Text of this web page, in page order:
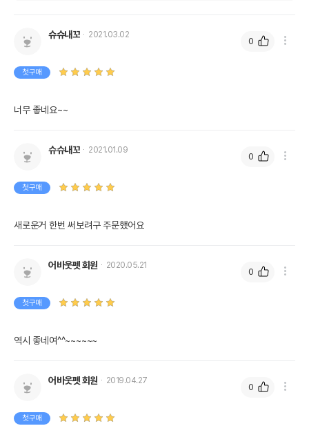
슈슈내꼬 2021.03.02
첫구매
너무 좋네요~~
0
슈슈내꼬 2021.01.09
첫구매
새로운거 한번 써보려구 주문했어요
0
어바웃펫 회원 2020.05.21
첫구매
역시 좋네여^^~~~~~~
0
어바웃펫 회원 2019.04.27
첫구매
0